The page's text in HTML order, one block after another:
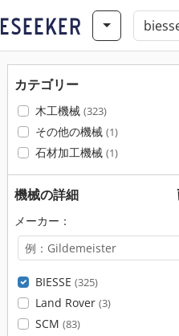
カテゴリー
木工機械 (323)
その他の機械 (1)
石材加工機械 (1)
機械の詳細
メーカー：
BIESSE (325)
Land Rover (3)
SCM (83)